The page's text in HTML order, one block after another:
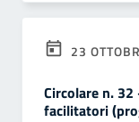
23
Circolare n.
facilitatori